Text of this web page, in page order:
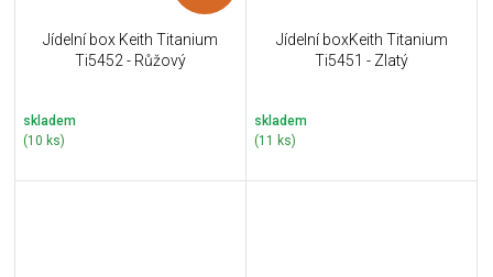
Jídelní box Keith Titanium
Ti5452 - Růžový
skladem
(10 ks)
Jídelní boxKeith Titanium
Ti5451 - Zlatý
skladem
(11 ks)